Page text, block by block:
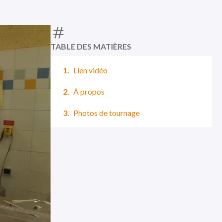
TABLE DES MATIÈRES
Lien vidéo
À propos
Photos de tournage